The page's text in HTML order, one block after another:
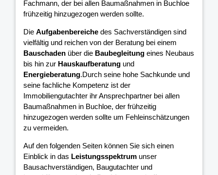
Fachmann, der bei allen Baumaßnahmen in Buchloe
frühzeitig hinzugezogen werden sollte.
Die Aufgabenbereiche des Sachverständigen sind
vielfältig und reichen von der Beratung bei einem
Bauschaden über die Baubegleitung eines Neubaus
bis hin zur Hauskaufberatung und
Energieberatung.Durch seine hohe Sachkunde und
seine fachliche Kompetenz ist der
Immobiliengutachter ihr Ansprechpartner bei allen
Baumaßnahmen in Buchloe, der frühzeitig
hinzugezogen werden sollte um Fehleinschätzungen
zu vermeiden.
Auf den folgenden Seiten können Sie sich einen
Einblick in das Leistungsspektrum unser
Bausachverständigen, Baugutachter und